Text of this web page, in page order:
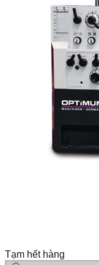
Tạm hết hàng